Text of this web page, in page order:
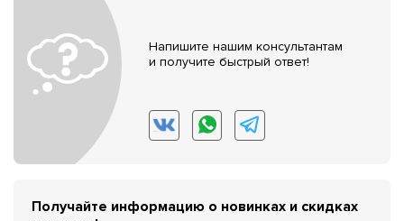
Напишите нашим консультантам
и получите быстрый ответ!
Получайте информацию о новинках и скидках